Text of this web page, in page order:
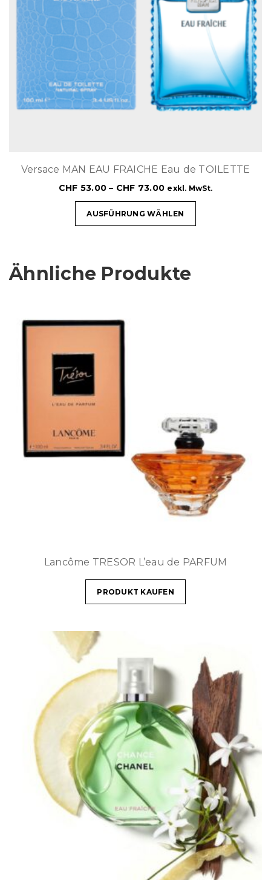
Versace MAN EAU FRAICHE Eau de TOILETTE
CHF 53.00 – CHF 73.00 exkl. MwSt.
AUSFÜHRUNG WÄHLEN
Ähnliche Produkte
Lancôme TRESOR L’eau de PARFUM
PRODUKT KAUFEN